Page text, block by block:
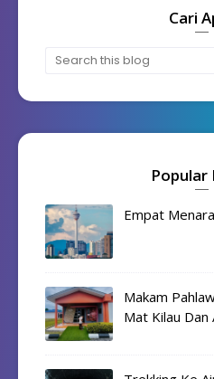
Cari
Popular
Empat
Makam
Mat Kilau Dan